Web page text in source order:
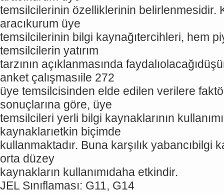
temsilcilerinin özelliklerinin belirlenmesidir.
aracıkurum üye
temsilcilerinin bilgi kaynağıtercihleri, hem
temsilcilerin yatırım
tarzının açıklanmasında
anket çalışmasıile 272
üye temsilcisinden elde edilen verilere
sonuçlarına göre, üye
temsilcileri yerli bilgi kaynaklarının
kaynaklarıetkin biçimde
kullanmaktadır. Buna karşılık yabancıbilgi
orta düzey
kaynakların kullanımıdaha etkindir.
JEL Sınıflaması: G11, G14